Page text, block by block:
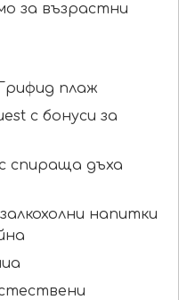
за възрастни
плаж
с бонуси за
спираща дъха
напитки